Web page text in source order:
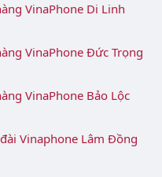
VinaPhone Di Linh
VinaPhone Đức Trọng
VinaPhone Bảo Lộc
Vinaphone Lâm Đồng